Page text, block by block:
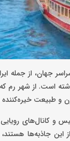
جهان، از جمله
است. از شهر رم
طبیعت خیره‌کننده
کانال‌های
این جاذبه‌ها